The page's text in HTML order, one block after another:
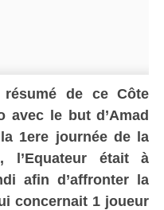
résumé de ce Côte
avec le but d’Amad
1ere journée de la
l’Equateur était à
afin d’affronter la
concernait 1 joueur